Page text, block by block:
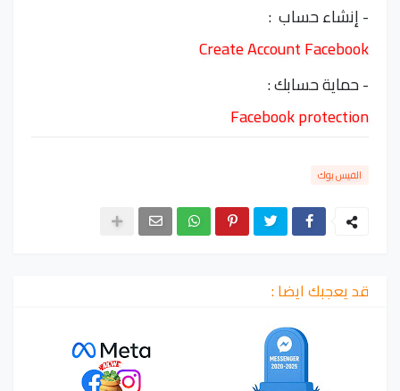
- إنشاء حساب :
Create Account Facebook
- حماية حسابك :
Facebook protection
الفيس بوك
قد يعجبك ايضا :